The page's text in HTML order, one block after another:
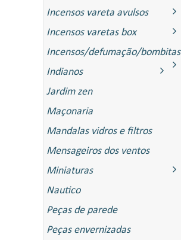
Incensos vareta avulsos
Incensos varetas box
Incensos/defumação/bombitas
Indianos
Jardim zen
Maçonaria
Mandalas vidros e filtros
Mensageiros dos ventos
Miniaturas
Nautico
Peças de parede
Peças envernizadas